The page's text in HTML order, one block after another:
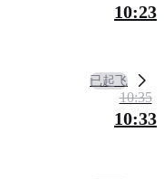
10:23
已起飞
10:35
10:33